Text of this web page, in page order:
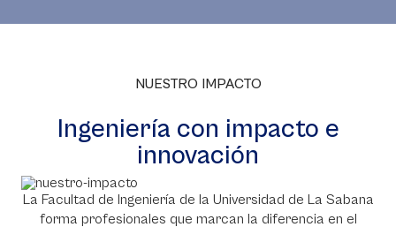
NUESTRO IMPACTO
Ingeniería con impacto e
innovación
La Facultad de Ingeniería de la Universidad de La Sabana
forma profesionales que marcan la diferencia en el